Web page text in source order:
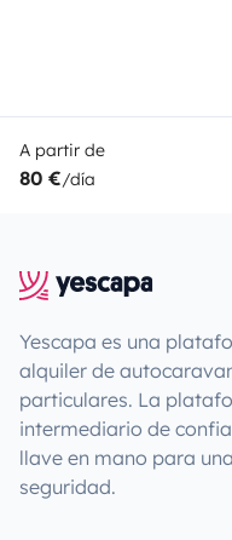
A partir de
80 €/día
Yescapa es una
alquiler de
particulares. La
intermediario de
llave en mano para
seguridad.